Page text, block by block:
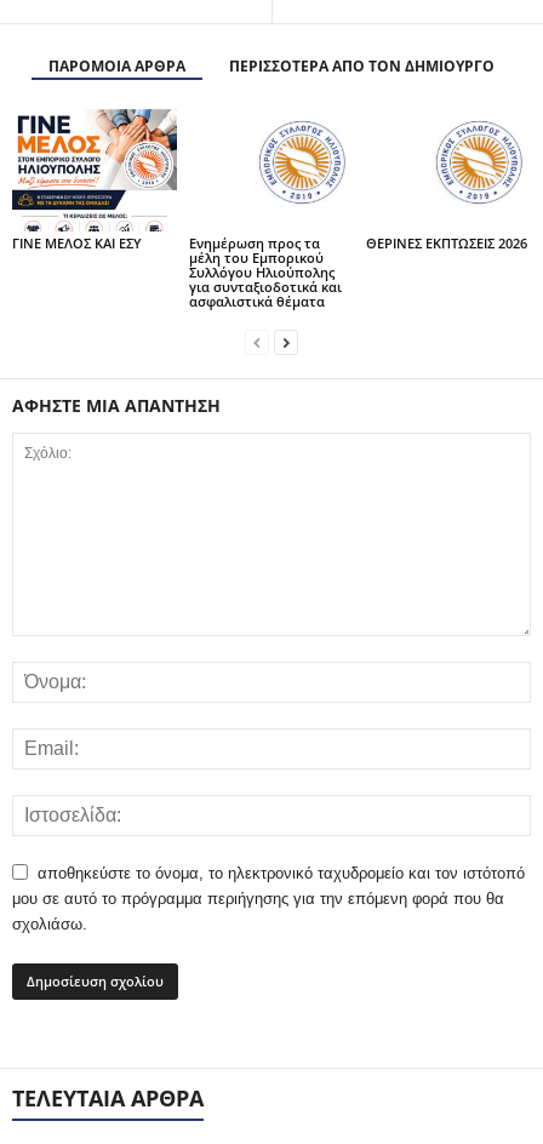
ΠΑΡΟΜΟΙΑ ΑΡΘΡΑ ΠΕΡΙΣΣΟΤΕΡΑ ΑΠΟ ΤΟΝ ΔΗΜΙΟΥΡΓΟ
ΓΙΝΕ ΜΕΛΟΣ ΚΑΙ ΕΣΥ
Ενημέρωση προς τα
μέλη του Εμπορικού
Συλλόγου Ηλιούπολης
για συνταξιοδοτικά και
ασφαλιστικά θέματα
ΘΕΡΙΝΕΣ ΕΚΠΤΩΣΕΙΣ 2026
ΑΦΗΣΤΕ ΜΙΑ ΑΠΑΝΤΗΣΗ
αποθηκεύστε το όνομα, το ηλεκτρονικό ταχυδρομείο και τον ιστότοπό
μου σε αυτό το πρόγραμμα περιήγησης για την επόμενη φορά που θα
σχολιάσω.
ΤΕΛΕΥΤΑΊΑ ΆΡΘΡΑ